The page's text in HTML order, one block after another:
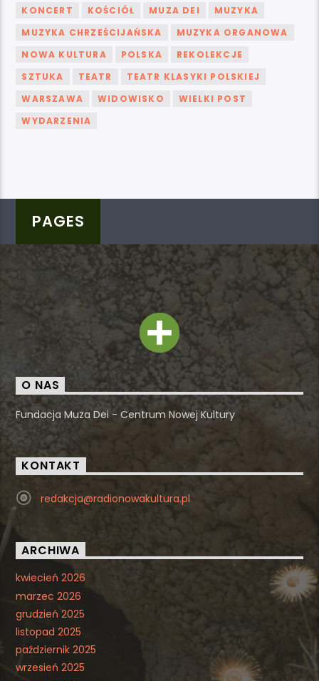
KONCERT
KOŚCIÓŁ MUZA DEI
MUZYKA
MUZYKA CHRZEŚCIJAŃSKA
MUZYKA ORGANOWA
NOWA KULTURA
POLSKA
REKOLEKCJE
SZTUKA
TEATR
TEATR KLASYKI POLSKIEJ
WARSZAWA
WIDOWISKO
WIELKI POST
WYDARZENIA
PAGES
O NAS
Fundacja Muza Dei - Centrum Nowej Kultury
KONTAKT
redakcja@radionowakultura.pl
ARCHIWA
kwiecień 2026
marzec 2026
grudzień 2025
listopad 2025
październik 2025
wrzesień 2025